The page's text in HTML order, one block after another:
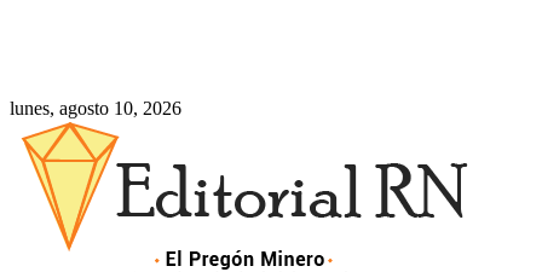
lunes, agosto 10, 2026